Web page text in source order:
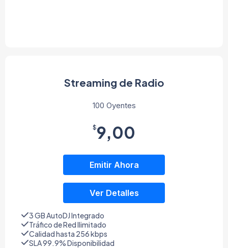
Streaming de Radio
100 Oyentes
$9,00
Emitir Ahora
Ver Detalles
3 GB AutoDJ Integrado
Tráfico de Red Ilimitado
Calidad hasta 256 kbps
SLA 99.9% Disponibilidad